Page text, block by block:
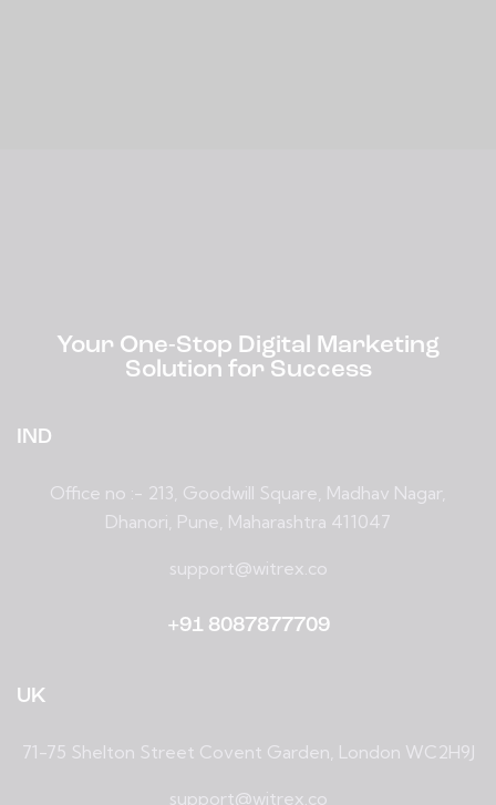
Your One-Stop Digital Marketing
Solution for Success
IND
Office no :- 213, Goodwill Square, Madhav Nagar,
Dhanori, Pune, Maharashtra 411047
support@witrex.co
+91 8087877709
UK
71-75 Shelton Street Covent Garden, London WC2H9J
support@witrex.co